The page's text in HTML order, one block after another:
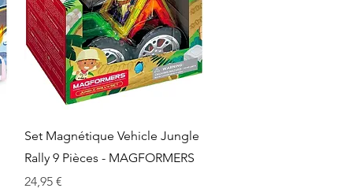
Aperçu rapide
Set Magnétique Vehicle Jungle
Rally 9 Pièces - MAGFORMERS
Prix
24,95 €